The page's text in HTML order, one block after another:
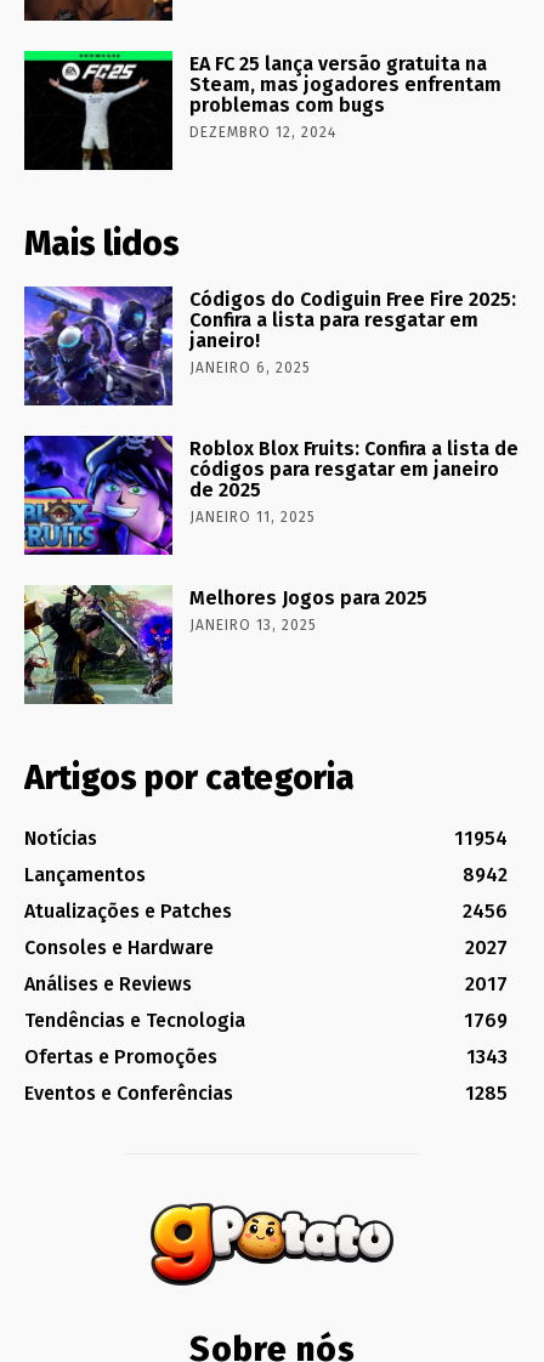
EA FC 25 lança versão gratuita na
Steam, mas jogadores enfrentam
problemas com bugs
DEZEMBRO 12, 2024
Mais lidos
Códigos do Codiguin Free Fire 2025:
Confira a lista para resgatar em
janeiro!
JANEIRO 6, 2025
Roblox Blox Fruits: Confira a lista de
códigos para resgatar em janeiro
de 2025
JANEIRO 11, 2025
Melhores Jogos para 2025
JANEIRO 13, 2025
Artigos por categoria
Notícias
11954
Lançamentos
8942
Atualizações e Patches
2456
Consoles e Hardware
2027
Análises e Reviews
2017
Tendências e Tecnologia
1769
Ofertas e Promoções
1343
Eventos e Conferências
1285
Sobre nós